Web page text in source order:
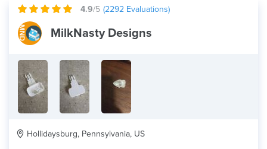
4.9/5 (2292 Evaluations)
MilkNasty Designs
Hollidaysburg, Pennsylvania, US